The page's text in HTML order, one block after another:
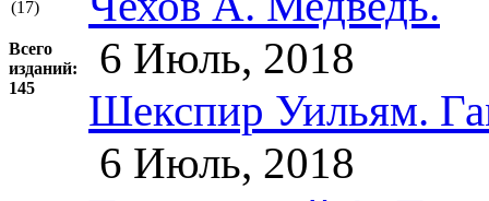
(17)
Всего
изданий:
145
6 Июль, 2018
Шекспир Уильям.
6 Июль, 2018